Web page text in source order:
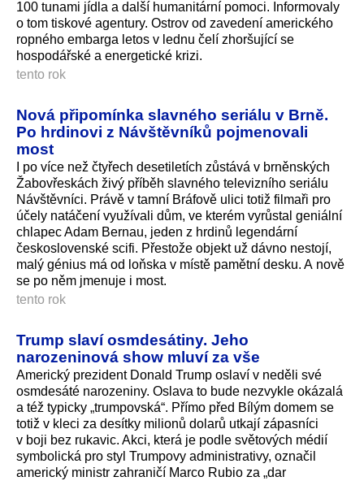
100 tunami jídla a další humanitární pomoci. Informovaly
o tom tiskové agentury. Ostrov od zavedení amerického
ropného embarga letos v lednu čelí zhoršující se
hospodářské a energetické krizi.
tento rok
Nová připomínka slavného seriálu v Brně.
Po hrdinovi z Návštěvníků pojmenovali
most
I po více než čtyřech desetiletích zůstává v brněnských
Žabovřeskách živý příběh slavného televizního seriálu
Návštěvníci. Právě v tamní Bráfově ulici totiž filmaři pro
účely natáčení využívali dům, ve kterém vyrůstal geniální
chlapec Adam Bernau, jeden z hrdinů legendární
československé scifi. Přestože objekt už dávno nestojí,
malý génius má od loňska v místě pamětní desku. A nově
se po něm jmenuje i most.
tento rok
Trump slaví osmdesátiny. Jeho
narozeninová show mluví za vše
Americký prezident Donald Trump oslaví v neděli své
osmdesáté narozeniny. Oslava to bude nezvykle okázalá
a též typicky „trumpovská“. Přímo před Bílým domem se
totiž v kleci za desítky milionů dolarů utkají zápasníci
v boji bez rukavic. Akci, která je podle světových médií
symbolická pro styl Trumpovy administrativy, označil
americký ministr zahraničí Marco Rubio za „dar